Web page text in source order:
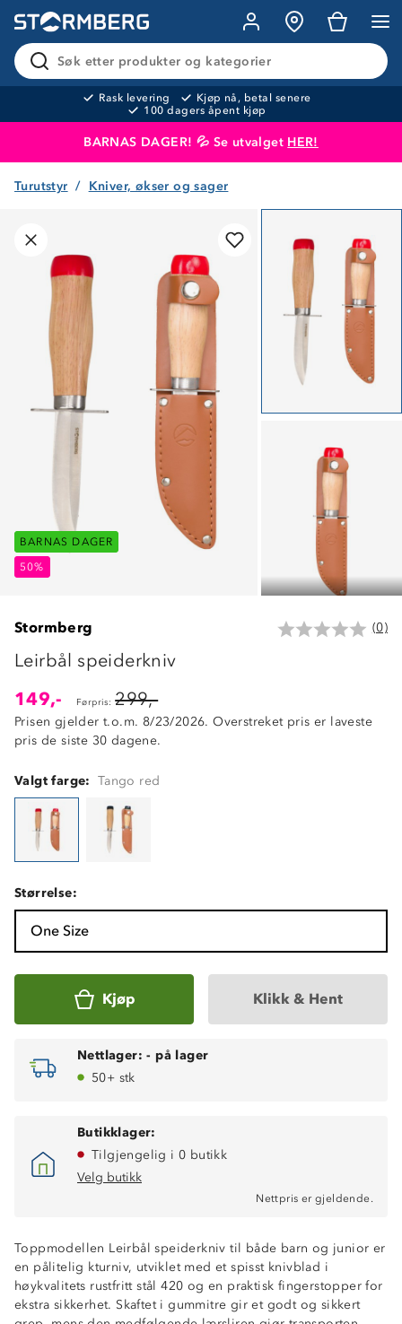
Søk etter produkter og kategorier
Rask levering
Kjøp nå, betal senere
100 dagers åpent kjøp
BARNAS DAGER! 💦 Se utvalget HER!
Produktet er lagt i handlekurven
Turutstyr Kniver, økser og sager
BARNAS DAGER
50%
BARNAS DAGER
BARNAS DAGER
50%
Stormberg (0)
Leirbål speiderkniv
149,-
Førpris: 299,-
Prisen gjelder t.o.m. 8/23/2026. Overstreket pris er laveste
pris de siste 30 dagene.
Valgt farge: Tango red
Størrelse:
One Size
Kjøp Klikk & Hent
Nettlager: - på lager
50+ stk
Butikklager:
Tilgjengelig i 0 butikk
Velg butikk
Nettpris er gjeldende.
Toppmodellen Leirbål speiderkniv til både barn og junior er
en pålitelig kturniv, utviklet med et spisst knivblad i
høykvalitets rustfritt stål 420 og en praktisk fingerstopper for
ekstra sikkerhet. Skaftet i gummitre gir et godt og sikkert